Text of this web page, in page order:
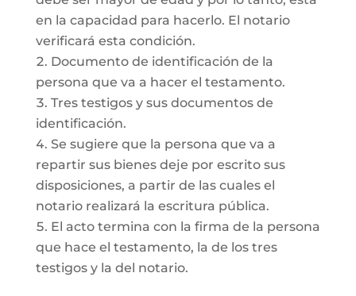
en la capacidad para hacerlo. El notario
verificará esta condición.
Documento de identificación de la
persona que va a hacer el testamento.
Tres testigos y sus documentos de
identificación.
Se sugiere que la persona que va a
repartir sus bienes deje por escrito sus
disposiciones, a partir de las cuales el
notario realizará la escritura pública.
El acto termina con la firma de la persona
que hace el testamento, la de los tres
testigos y la del notario.